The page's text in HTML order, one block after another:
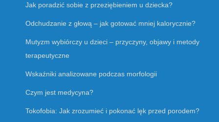
Jak poradzić sobie z przeziębieniem u dziecka?
Odchudzanie z głową – jak gotować mniej kalorycznie?
Mutyzm wybiórczy u dzieci – przyczyny, objawy i metody
terapeutyczne
Wskaźniki analizowane podczas morfologii
Czym jest medycyna?
Tokofobia: Jak zrozumieć i pokonać lęk przed porodem?